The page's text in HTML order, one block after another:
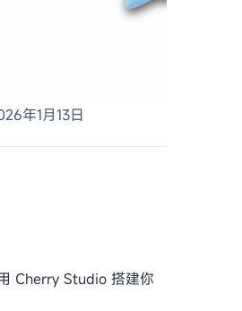
年1月13日
Cherry Studio 搭建你